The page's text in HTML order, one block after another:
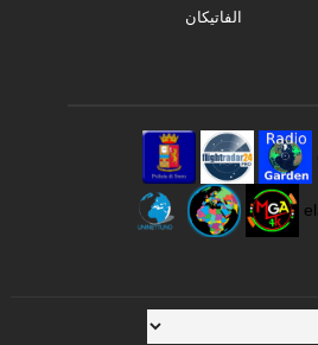
الفاتيكان